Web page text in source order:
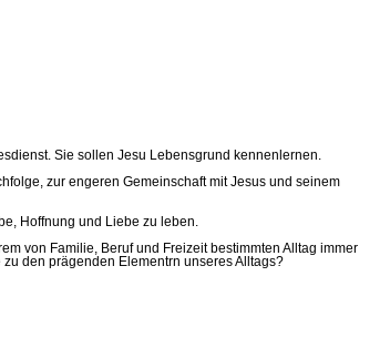
Sie sollen Jesu Lebensgrund kennenlernen.
zur engeren Gemeinschaft mit Jesus und seinem
Hoffnung und Liebe zu leben.
von Familie, Beruf und Freizeit bestimmten Alltag immer
den prägenden Elementrn unseres Alltags?